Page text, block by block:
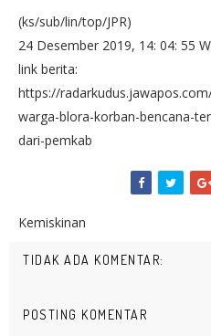
(ks/sub/lin/top/JPR)
24 Desember 2019, 14: 04: 55
link berita:
https://
warga-blora-korban-bencana-
dari-pemkab
Kemiskinan
TIDAK ADA KOMENTAR:
POSTING KOMENTAR